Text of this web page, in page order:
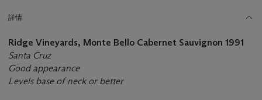
詳情
Ridge Vineyards, Monte Bello Cabernet Sauvignon 1991
Santa Cruz
Good appearance
Levels base of neck or better